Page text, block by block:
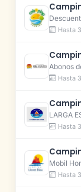
Hasta
Abonos
Hasta
LARGA
Hasta
Mobil
Hasta